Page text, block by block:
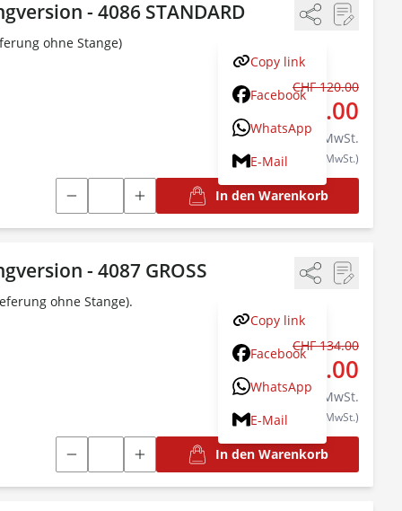
- 4086 STANDARD
ohne Stange)
Copy link
Facebook
WhatsApp
E-Mail
Statt: CHF 120.00
CHF 114.00
inkl. 8.1% MwSt.
(CHF 105.46 exkl. MwSt.)
In den Warenkorb
- 4087 GROSS
ohne Stange).
Copy link
Facebook
WhatsApp
E-Mail
Statt: CHF 134.00
CHF 127.00
inkl. 8.1% MwSt.
(CHF 117.48 exkl. MwSt.)
In den Warenkorb